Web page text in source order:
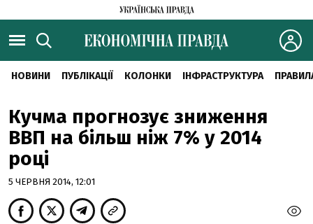
НОВИНИ ПУБЛІКАЦІЇ КОЛОНКИ ІНФРАСТРУКТУРА
Кучма прогнозує зниження
ВВП на більш ніж 7% у 2014
році
5 ЧЕРВНЯ 2014, 12:01